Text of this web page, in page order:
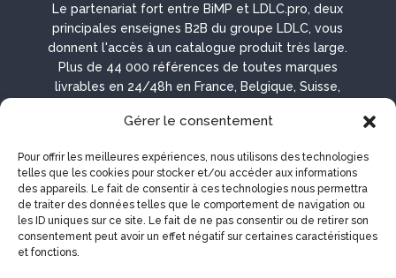
Gérer le consentement
Pour offrir les meilleures expériences, nous utilisons des technologies
telles que les cookies pour stocker et/ou accéder aux informations
des appareils. Le fait de consentir à ces technologies nous permettra
de traiter des données telles que le comportement de navigation ou
les ID uniques sur ce site. Le fait de ne pas consentir ou de retirer son
consentement peut avoir un effet négatif sur certaines caractéristiques
et fonctions.
Le partenariat fort entre BiMP et LDLC.pro, deux
principales enseignes B2B du groupe LDLC, vous
donnent l'accès à un catalogue produit très large.
Plus de 44 000 références de toutes marques
livrables en 24/48h en France, Belgique, Suisse,
Les autres sites du groupe